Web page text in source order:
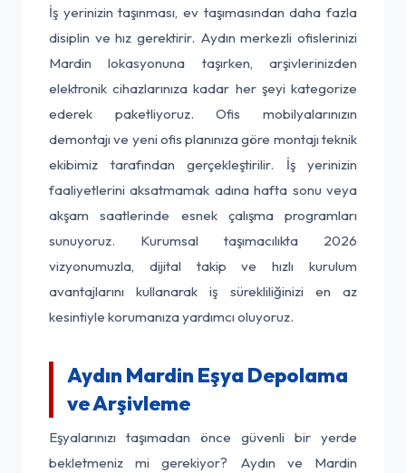
İş yerinizin taşınması, ev taşımasından daha fazla
disiplin ve hız gerektirir. Aydın merkezli ofislerinizi
Mardin lokasyonuna taşırken, arşivlerinizden
elektronik cihazlarınıza kadar her şeyi kategorize
ederek paketliyoruz. Ofis mobilyalarınızın
demontajı ve yeni ofis planınıza göre montajı teknik
ekibimiz tarafından gerçekleştirilir. İş yerinizin
faaliyetlerini aksatmamak adına hafta sonu veya
akşam saatlerinde esnek çalışma programları
sunuyoruz. Kurumsal taşımacılıkta 2026
vizyonumuzla, dijital takip ve hızlı kurulum
avantajlarını kullanarak iş sürekliliğinizi en az
kesintiyle korumanıza yardımcı oluyoruz.
Aydın Mardin Eşya Depolama
ve Arşivleme
Eşyalarınızı taşımadan önce güvenli bir yerde
bekletmeniz mi gerekiyor? Aydın ve Mardin